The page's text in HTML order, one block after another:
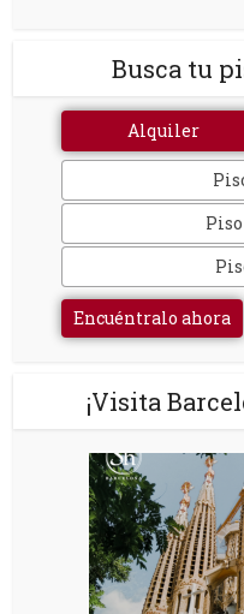
Busca tu
Alquiler
Encuéntralo ahora
¡Visita